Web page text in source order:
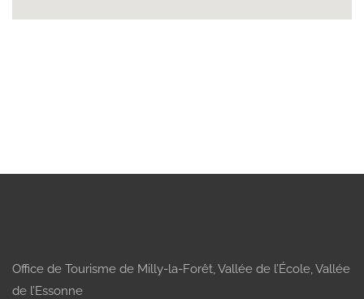
Office de Tourisme de Milly-la-Forêt, Vallée de l’École, Vallée
de l’Essonne